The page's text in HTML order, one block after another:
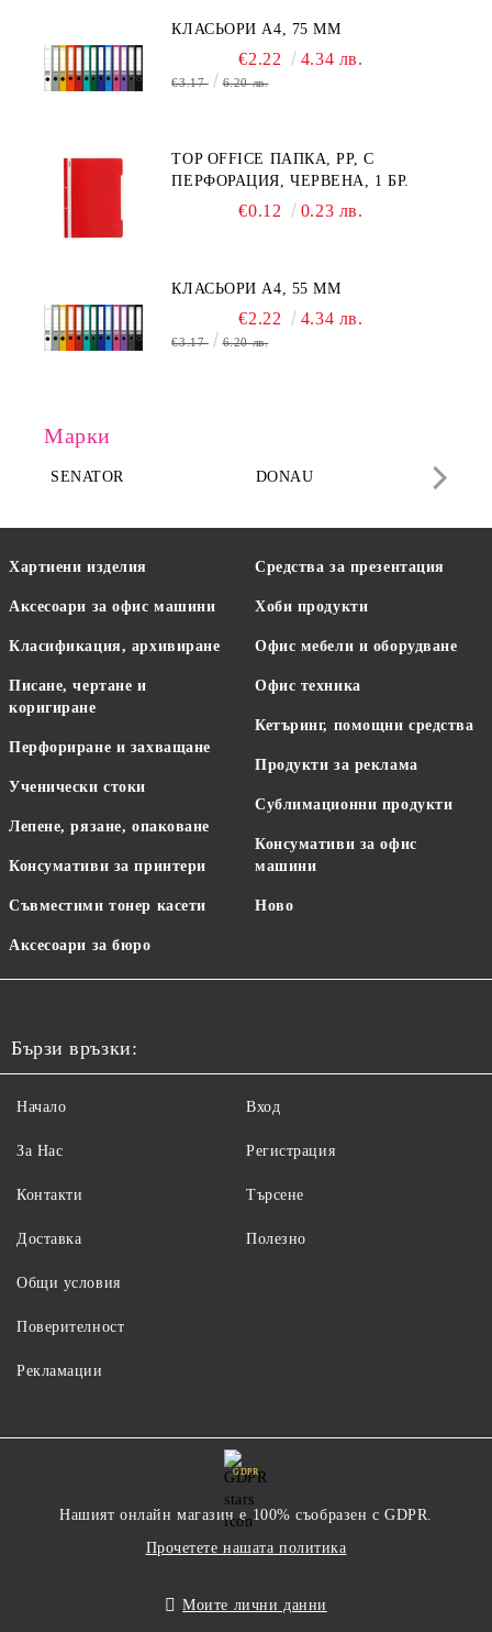
КЛАСЬОРИ А4, 75 MM
€2.22 4.34 лв.
€3.17 6.20 лв.
TOP OFFICE ПАПКА, PP, С
ПЕРФОРАЦИЯ, ЧЕРВЕНА, 1 БР.
€0.12 0.23 лв.
КЛАСЬОРИ А4, 55 MM
€2.22 4.34 лв.
€3.17 6.20 лв.
Марки
SENATOR DONAU
Хартиени изделия
Аксесоари за офис машини
Класификация, архивиране
Писане, чертане и
коригиране
Перфориране и захващане
Ученически стоки
Лепене, рязане, опаковане
Консумативи за принтери
Съвместими тонер касети
Аксесоари за бюро
Средства за презентация
Хоби продукти
Офис мебели и оборудване
Офис техника
Кетъринг, помощни средства
Продукти за реклама
Сублимационни продукти
Консумативи за офис
машини
Ново
Бързи връзки:
Начало
За Нас
Контакти
Доставка
Вход
Регистрация
Търсене
Полезно
Общи условия
Поверителност
Рекламации
GDPR
Нашият онлайн магазин е 100% съобразен с GDPR.
Прочетете нашата политика
Моите лични данни